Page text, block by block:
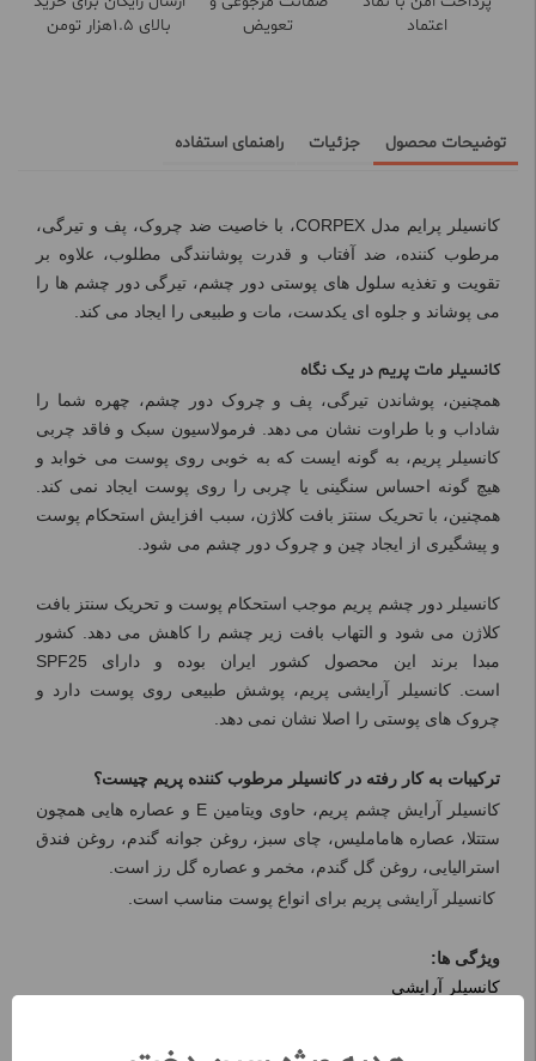
اعتماد
تعویض
بالای 1.5هزار تومن
توضیحات محصول جزئیات راهنمای استفاده
کانسیلر پرایم مدل CORPEX، با خاصیت ضد چروک، پف و تیرگی،
مرطوب کننده، ضد آفتاب و قدرت پوشانندگی مطلوب، علاوه بر
تقویت و تغذیه سلول های پوستی دور چشم، تیرگی دور چشم ها را
می پوشاند و جلوه ای یکدست، مات و طبیعی را ایجاد می کند.
کانسیلر مات پریم در یک نگاه
همچنین، پوشاندن تیرگی، پف و چروک دور چشم، چهره شما را
شاداب و با طراوت نشان می دهد. فرمولاسیون سبک و فاقد چربی
کانسیلر پریم، به گونه ایست که به خوبی روی پوست می خوابد و
هیچ گونه احساس سنگینی یا چربی را روی پوست ایجاد نمی کند.
همچنین، با تحریک سنتز بافت کلاژن، سبب افزایش استحکام پوست
و پیشگیری از ایجاد چین و چروک دور چشم می شود.
کانسیلر دور چشم پریم موجب استحکام پوست و تحریک سنتز بافت
کلاژن می شود و التهاب بافت زیر چشم را کاهش می دهد. کشور
مبدا برند این محصول کشور ایران بوده و دارای SPF25
است. کانسیلر آرایشی پریم، پوشش طبیعی روی پوست دارد و
چروک های پوستی را اصلا نشان نمی دهد.
ترکیبات به کار رفته در کانسیلر مرطوب کننده پریم چیست؟
کانسیلر آرایش چشم پریم، حاوی ویتامینE و عصاره هایی همچون
ستتلا، عصاره هاماملیس، چای سبز، روغن جوانه گندم، روغن فندق
استرالیایی، روغن گل گندم، مخمر و عصاره گل رز است.
کانسیلر آرایشی پریم برای انواع پوست مناسب است.
ویژگی ها:
کانسیلر آرایشی